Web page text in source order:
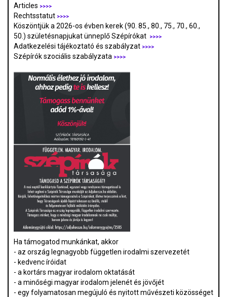
Articles >>>>
Rechtsstatut >>>>
Köszöntjük a 2026-os évben kerek (90. 85., 80., 75., 70., 60.,
50.) születésnapjukat ünneplő Szépírókat
>>>>
Adatkezelési tájékoztató és szabályzat >>>>
Szépírók szociális szabályzata >>>>
Ha támogatod munkánkat, akkor
- az ország legnagyobb független irodalmi szervezetét
- kedvenc íróidat
- a kortárs magyar irodalom oktatását
- a minőségi magyar irodalom jelenét és jövőjét
- egy folyamatosan megújuló és nyitott művészeti közösséget